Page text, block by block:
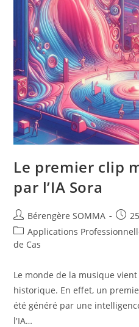
Le premier clip
par l’IA Sora
Auteur/autrice
de
la
Bérengère SOMMA
Post
Post
category:
Applications
de Cas
Le monde de la musique
historique. En effet, un
été généré par une
l'IA…